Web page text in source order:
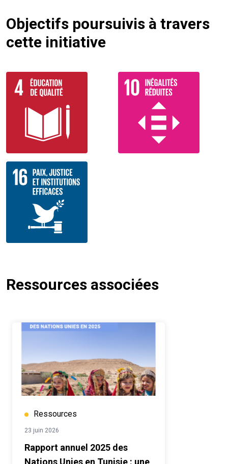
Objectifs poursuivis à travers
cette initiative
Ressources associées
Ressources
23 juin 2026
Rapport annuel 2025 des
Nations Unies en Tunisie : une